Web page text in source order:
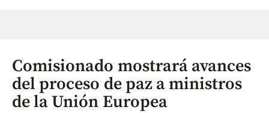
Comisionado mostrará avances
del proceso de paz a ministros
de la Unión Europea